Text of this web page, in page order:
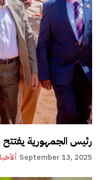
رئيس الجمهورية
September 13, 2025